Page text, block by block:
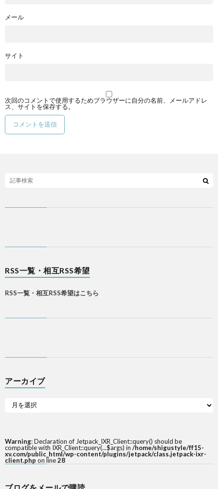
メール
サイト
次回のコメントで使用するためブラウザーに自分の名前、メールアドレ
ス、サイトを保存する。
RSS一覧・相互RSS希望
RSS一覧・相互RSS希望はこちら
アーカイブ
Warning: Declaration of Jetpack_IXR_Client::query() should be
compatible with IXR_Client::query(...$args) in /home/shigustyle/ff15-
xv.com/public_html/wp-content/plugins/jetpack/class.jetpack-ixr-
client.php on line28
ブログをメールで購読